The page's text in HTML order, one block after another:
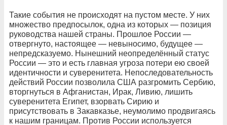
Такие события не происходят на пустом месте. У них
множество предпосылок, одна из которых — позиция
руководства нашей страны. Прошлое России —
отвергнуто, настоящее — невыносимо, будущее —
непредсказуемо. Нынешний неопределённый статус
России — это и есть главная угроза потери ею своей
идентичности и суверенитета. Непоследовательность
действий России позволила США разгромить Сербию,
вторгнуться в Афганистан, Ирак, Ливию, лишить
суверенитета Египет, взорвать Сирию и
присутствовать в Закавказье, неумолимо продвигаясь
к нашим границам. Против России используется